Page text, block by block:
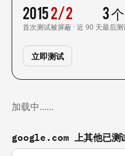
2015
首次测试
2/2
被屏蔽 · 近 90 天
3
最后测
立即测试
加载中……
google.com 上其他已测